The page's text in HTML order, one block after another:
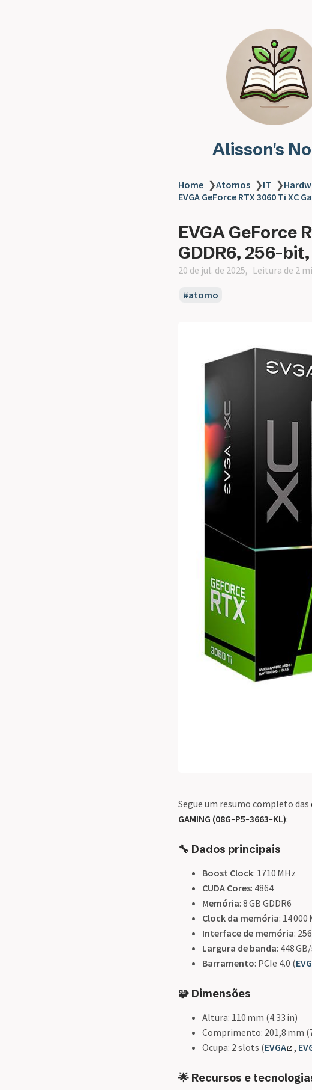
Alisson's
Home ❯Atomos ❯IT ❯
EVGA GeForce RTX 3060 Ti XC
EVGA GeForce
GDDR6, 256-
20 de jul. de 2025 Leitura de 2
atomo
Segue um resumo completo das
GAMING (08G‑P5‑3663‑KL):
🔧 Dados principais
Boost Clock: 1710 MHz
CUDA Cores: 4864
Memória: 8 GB GDDR6
Clock da memória: 14
Interface de memória:
Largura de banda: 448
Barramento: PCIe 4.0 (
🧩 Dimensões
Altura: 110 mm (4.33 in)
Comprimento: 201,8 mm
Ocupa: 2 slots (EVGA ,
🌟 Recursos e